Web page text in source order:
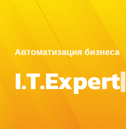
Автоматизация бизнеса
I.T.Expert|